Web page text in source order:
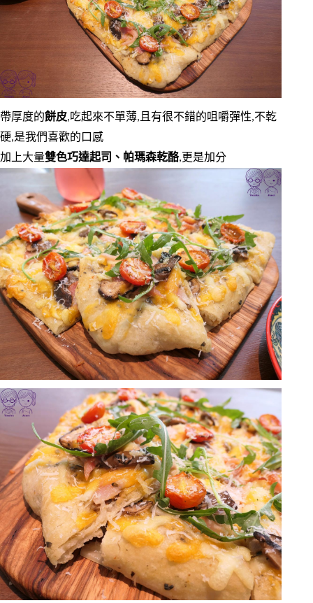
帶厚度的餅皮,吃起來不單薄,且有很不錯的咀嚼彈性,不乾
硬,是我們喜歡的口感
加上大量雙色巧達起司、帕瑪森乾酪,更是加分